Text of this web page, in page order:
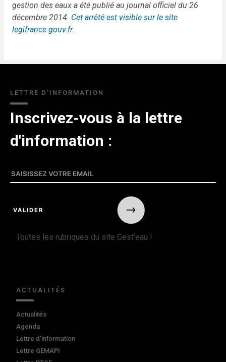
gestion des eaux a été publié au journal officiel du 26
décembre 2014. Cet arrêté est visible sur le site
legifrance.gouv.fr.
LETTRE D'INFORMATION
Inscrivez-vous à la lettre
d'information :
Toutes les rubriques du site Gest'eau !
ACTUALITÉS
Actualités
Agenda
Lettre d'information
Lettre GEMAPI